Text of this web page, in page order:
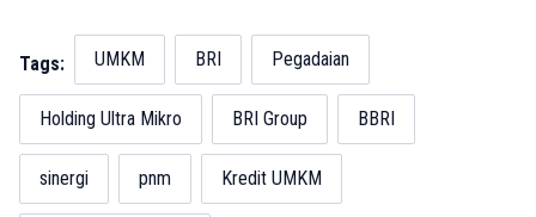
Tags: UMKM BRI Pegadaian
Holding Ultra Mikro BRI Group BBRI
sinergi pnm Kredit UMKM